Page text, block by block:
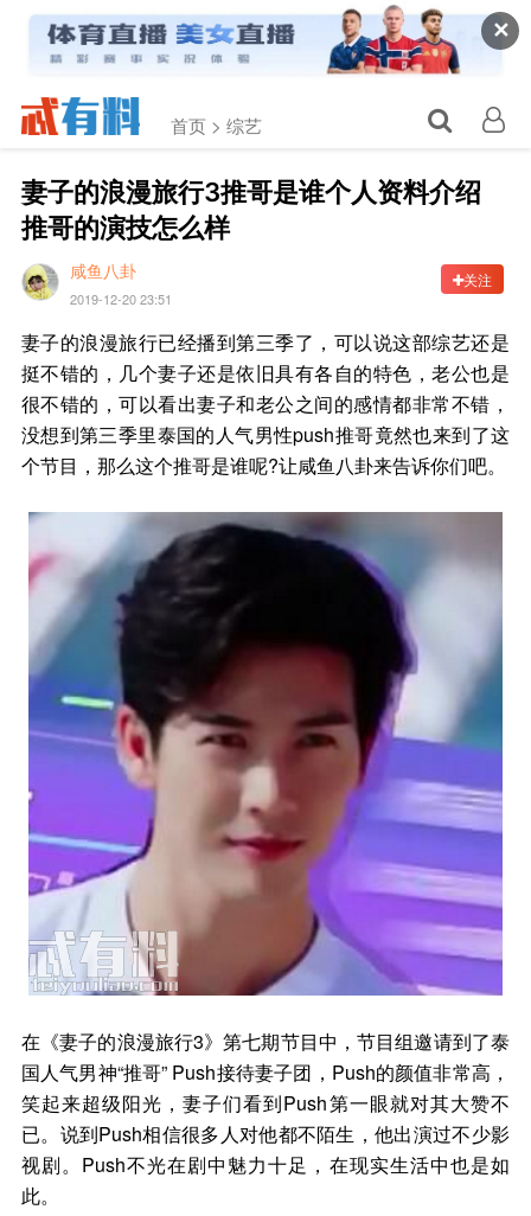
✕
首页 > 综艺
妻子的浪漫旅行3推哥是谁个人资料介绍
推哥的演技怎么样
咸鱼八卦
2019-12-20 23:51
关注
妻子的浪漫旅行已经播到第三季了，可以说这部综艺还是
挺不错的，几个妻子还是依旧具有各自的特色，老公也是
很不错的，可以看出妻子和老公之间的感情都非常不错，
没想到第三季里泰国的人气男性push推哥竟然也来到了这
个节目，那么这个推哥是谁呢?让咸鱼八卦来告诉你们吧。
在《妻子的浪漫旅行3》第七期节目中，节目组邀请到了泰
国人气男神“推哥” Push接待妻子团，Push的颜值非常高，
笑起来超级阳光，妻子们看到Push第一眼就对其大赞不
已。说到Push相信很多人对他都不陌生，他出演过不少影
视剧。Push不光在剧中魅力十足，在现实生活中也是如
此。